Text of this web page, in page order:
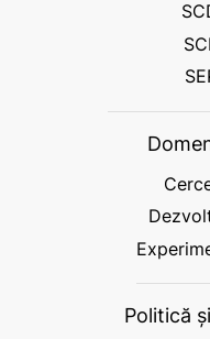
Politică